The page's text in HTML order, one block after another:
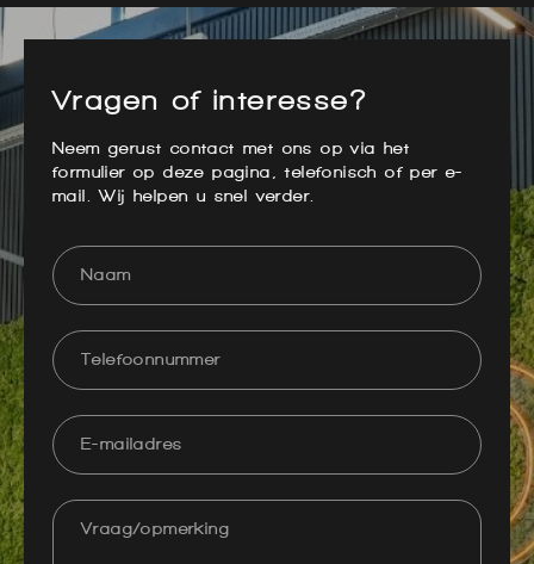
Vragen of interesse?
Neem gerust contact met ons op via het
formulier op deze pagina, telefonisch of per e-
mail. Wij helpen u snel verder.